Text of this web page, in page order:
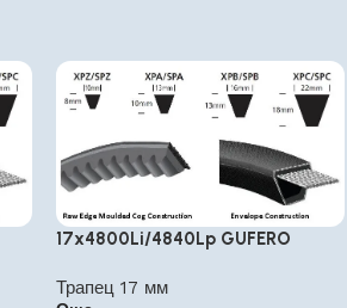
17x4800Li/4840Lp GUFERO
Трапец 17 мм